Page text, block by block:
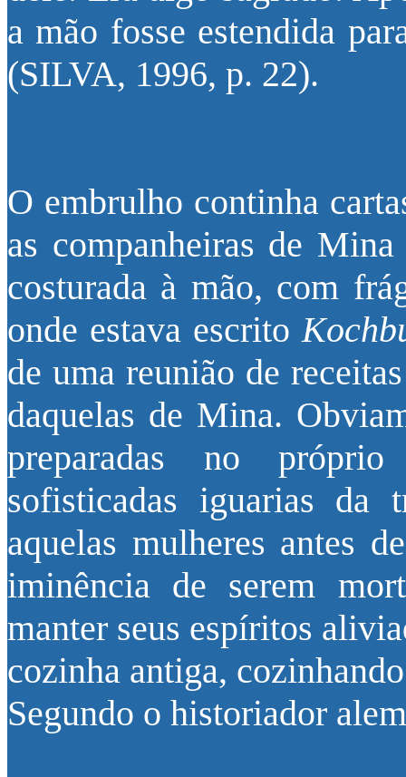
a mão fosse estendida
(SILVA, 1996, p. 22).
O embrulho continha
as companheiras de
costurada à mão, com
onde estava escrito
de uma reunião de
daquelas de Mina.
preparadas no
sofisticadas iguarias da
aquelas mulheres antes
iminência de serem
manter seus espíritos
cozinha antiga,
Segundo o historiador